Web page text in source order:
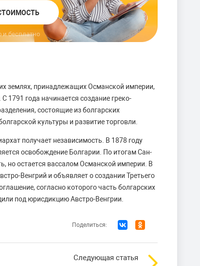
и бесплатно
землях, принадлежащих Османской империи,
1791 года начинается создание греко-
состоящие из болгарских
культуры и развитие торговли.
получает независимость. В 1878 году
освобождение Болгарии. По итогам Сан-
но остается вассалом Османской империи. В
Венгрий и объявляет о создании Третьего
согласно которого часть болгарских
под юрисдикцию Австро-Венгрии.
Поделиться:
Следующая статья